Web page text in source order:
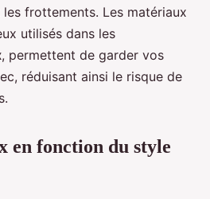
frottements. Les matériaux
utilisés dans les
, permettent de garder vos
réduisant ainsi le risque de
en fonction du style